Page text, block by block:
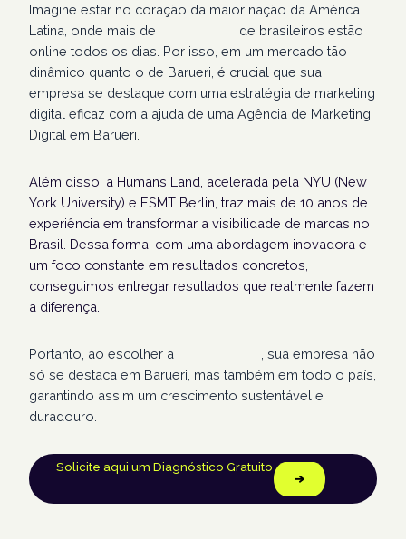
Imagine estar no coração da maior nação da América
Latina, onde mais de
de brasileiros estão
online todos os dias. Por isso, em um mercado tão
dinâmico quanto o de Barueri, é crucial que sua
empresa se destaque com uma estratégia de marketing
digital eficaz com a ajuda de uma Agência de Marketing
Digital em Barueri.
Além disso, a Humans Land, acelerada pela NYU (New
York University) e ESMT Berlin, traz mais de 10 anos de
experiência em transformar a visibilidade de marcas no
Brasil. Dessa forma, com uma abordagem inovadora e
um foco constante em resultados concretos,
conseguimos entregar resultados que realmente fazem
a diferença.
Portanto, ao escolher a
, sua empresa não
só se destaca em Barueri, mas também em todo o país,
garantindo assim um crescimento sustentável e
duradouro.
Solicite aqui um Diagnóstico Gratuito